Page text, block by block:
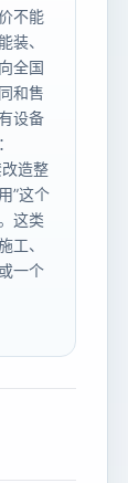
不能
装、
全国
和售
设备
造整
”这个
这类
工、
一个